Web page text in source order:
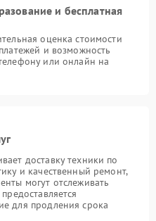
и бесплатная
оценка стоимости
и возможность
или онлайн на
доставку техники по
и качественный ремонт,
могут отслеживать
для продления срока